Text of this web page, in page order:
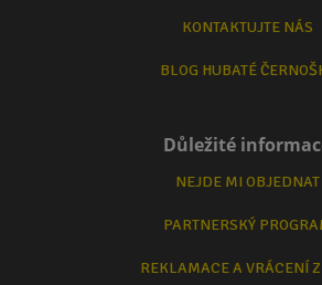
KONTAKTUJTE NÁS
BLOG HUBATÉ
Důležité
NEJDE MI OBJEDNAT
PARTNERSKÝ
REKLAMACE A VRÁCENÍ